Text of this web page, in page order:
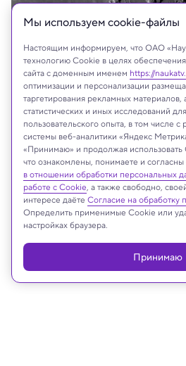
NASA/Goddard/SwRI/JHU-APL/Tod R. Lauer
Реклама
Мы используем сookie-файлы
Принимаю
Настоящим информируем, что ОАО
технологию Cookie в целях
сайта с доменным именем https://
оптимизации и персонализации
таргетирования рекламных
статистических и иных исследований
пользовательского опыта, в том числе
системы веб-аналитики «Яндекс
«Принимаю» и продолжая использовать
что ознакомлены, понимаете и
в отношении обработки персональных
работе с Cookie, а также свободно,
интересе даёте Согласие на обработку
Определить применимые Cookie или
настройках браузера.